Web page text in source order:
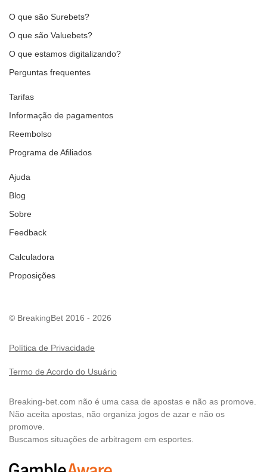
O que são Surebets?
O que são Valuebets?
O que estamos digitalizando?
Perguntas frequentes
Tarifas
Informação de pagamentos
Reembolso
Programa de Afiliados
Ajuda
Blog
Sobre
Feedback
Calculadora
Proposições
© BreakingBet 2016 - 2026
Política de Privacidade
Termo de Acordo do Usuário
Breaking-bet.com não é uma casa de apostas e não as promove.
Não aceita apostas, não organiza jogos de azar e não os
promove.
Buscamos situações de arbitragem em esportes.